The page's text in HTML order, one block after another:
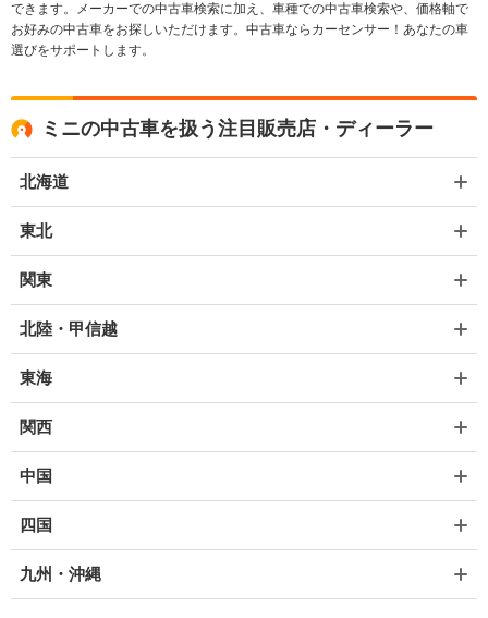
できます。メーカーでの中古車検索に加え、車種での中古車検索や、価格軸で
お好みの中古車をお探しいただけます。中古車ならカーセンサー！あなたの車
選びをサポートします。
ミニの中古車を扱う注目販売店・ディーラー
北海道
東北
関東
北陸・甲信越
東海
関西
中国
四国
九州・沖縄